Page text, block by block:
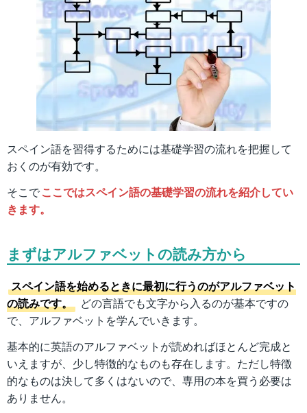
スペイン語を習得するためには基礎学習の流れを把握して
おくのが有効です。
そこでここではスペイン語の基礎学習の流れを紹介してい
きます。
まずはアルファベットの読み方から
スペイン語を始めるときに最初に行うのがアルファベット
の読みです。 どの言語でも文字から入るのが基本ですの
で、アルファベットを学んでいきます。
基本的に英語のアルファベットが読めればほとんど完成と
いえますが、少し特徴的なものも存在します。ただし特徴
的なものは決して多くはないので、専用の本を買う必要は
ありません。